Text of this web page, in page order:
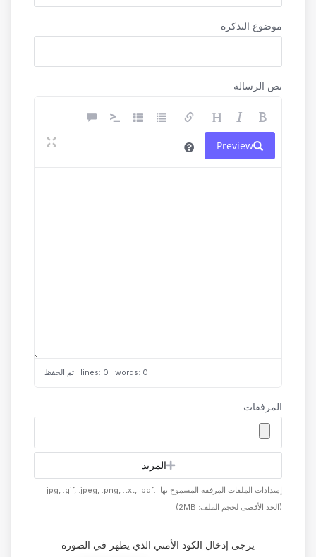
موضوع التذكرة
نص الرسالة
Preview
lines: 0 words: 0 تم الحفظ
المرفقات
المزيد
إمتدادات الملفات المرفقة المسموح بها: .jpg, .gif, .jpeg, .png, .txt, .pdf
(الحد الأقصى لحجم الملف: 2MB)
يرجى إدخال الكود الأمني الذي يظهر في الصورة